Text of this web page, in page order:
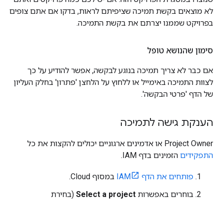
לא מוצאים בקשת תמיכה שציפיתם לראות, בדקו אם אתם צופים
בפרויקט שממנו יצרתם את בקשת התמיכה.
סימון שהנושא טופל
אם כבר לא צריך תמיכה בנוגע לבקשה, אפשר להודיע על כך
לצוות התמיכה באימייל או ללחוץ על הלחצן 'פתרון' בחלק העליון
של הדף 'פרטי הבקשה'.
הענקת גישה לתמיכה
Project Owner או אדמינים ארגוניים יכולים להקצות את כל
התפקידים הזמינים בדף IAM.
פותחים את הדף IAM
במסוף Cloud.
בוחרים באפשרות Select a project (בחירת